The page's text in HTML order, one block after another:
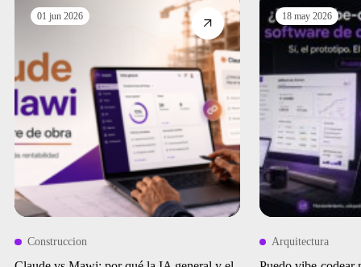
01 jun 2026
Construccion
18 may 2026
Arquitectura